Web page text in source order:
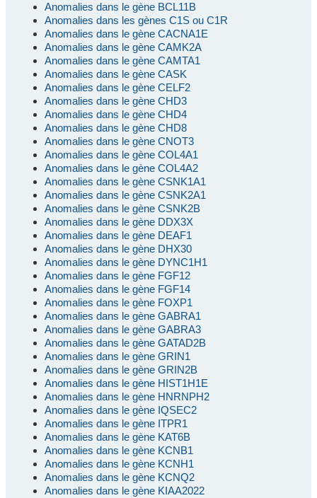
Anomalies dans le gène BCL11B
Anomalies dans les gènes C1S ou C1R
Anomalies dans le gène CACNA1E
Anomalies dans le gène CAMK2A
Anomalies dans le gène CAMTA1
Anomalies dans le gène CASK
Anomalies dans le gène CELF2
Anomalies dans le gène CHD3
Anomalies dans le gène CHD4
Anomalies dans le gène CHD8
Anomalies dans le gène CNOT3
Anomalies dans le gène COL4A1
Anomalies dans le gène COL4A2
Anomalies dans le gène CSNK1A1
Anomalies dans le gène CSNK2A1
Anomalies dans le gène CSNK2B
Anomalies dans le gène DDX3X
Anomalies dans le gène DEAF1
Anomalies dans le gène DHX30
Anomalies dans le gène DYNC1H1
Anomalies dans le gène FGF12
Anomalies dans le gène FGF14
Anomalies dans le gène FOXP1
Anomalies dans le gène GABRA1
Anomalies dans le gène GABRA3
Anomalies dans le gène GATAD2B
Anomalies dans le gène GRIN1
Anomalies dans le gène GRIN2B
Anomalies dans le gène HIST1H1E
Anomalies dans le gène HNRNPH2
Anomalies dans le gène IQSEC2
Anomalies dans le gène ITPR1
Anomalies dans le gène KAT6B
Anomalies dans le gène KCNB1
Anomalies dans le gène KCNH1
Anomalies dans le gène KCNQ2
Anomalies dans le gène KIAA2022